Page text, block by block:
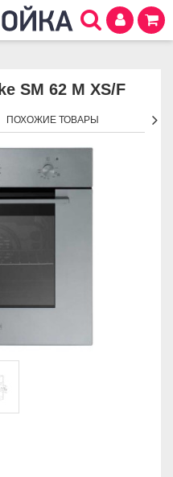
SM 62 M XS/F
ПОХОЖИЕ ТОВАРЫ